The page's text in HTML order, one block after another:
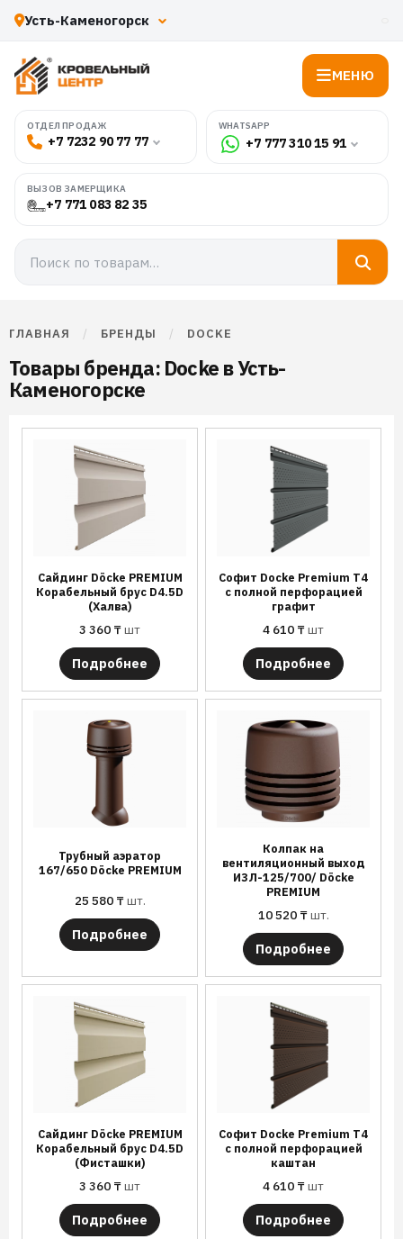
МЕНЮ
ОТДЕЛ ПРОДАЖ
+7 7232 90 77 77
WHATSAPP
+7 777 310 15 91
ВЫЗОВ ЗАМЕРЩИКА
+7 771 083 82 35
ГЛАВНАЯ / БРЕНДЫ / DOCKE
Товары бренда: Docke в Усть-
Каменогорске
Сайдинг Döcke PREMIUM
Корабельный брус D4.5D
(Халва)
3 360 ₸шт
Подробнее
Софит Docke Premium T4
с полной перфорацией
графит
4 610 ₸шт
Подробнее
Трубный аэратор
167/650 Döcke PREMIUM
25 580 ₸шт.
Подробнее
Колпак на
вентиляционный выход
ИЗЛ-125/700/ Döcke
PREMIUM
10 520 ₸шт.
Подробнее
Сайдинг Döcke PREMIUM
Корабельный брус D4.5D
(Фисташки)
3 360 ₸шт
Подробнее
Софит Docke Premium T4
с полной перфорацией
каштан
4 610 ₸шт
Подробнее